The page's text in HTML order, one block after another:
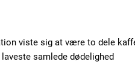
viste sig at være to dele
samlede dødelighed